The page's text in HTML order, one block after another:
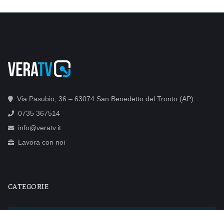
Via Pasubio, 36 – 63074 San Benedetto del Tronto (AP)
0735 367514
info@veratv.it
Lavora con noi
CATEGORIE